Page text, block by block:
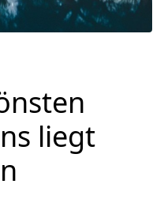
liegt